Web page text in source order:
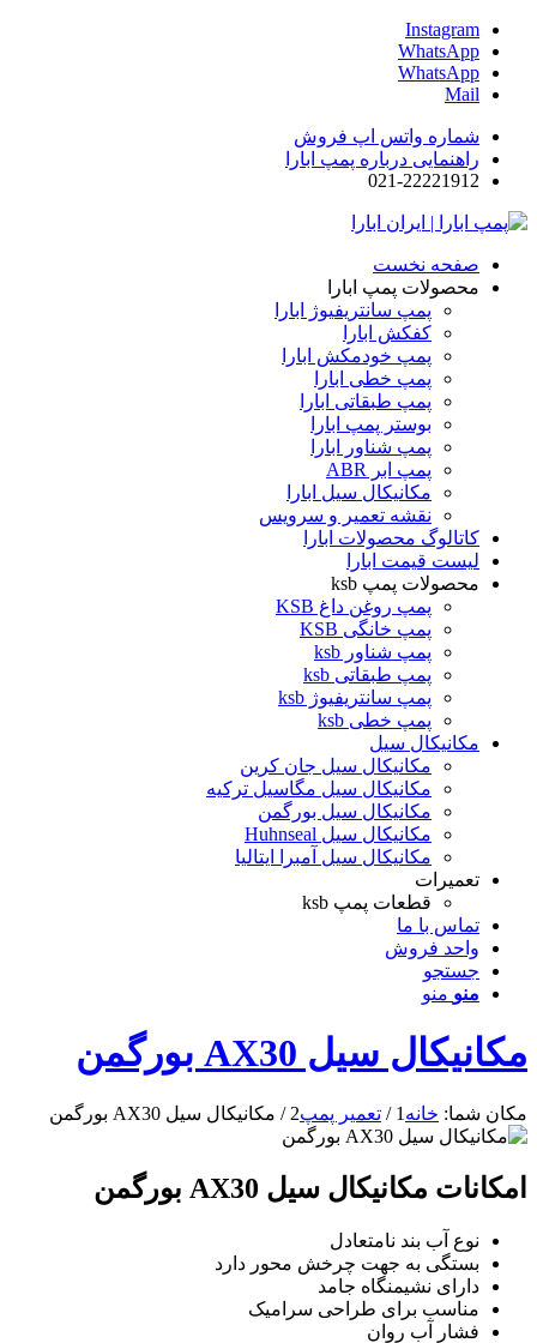
Instagram
WhatsApp
WhatsApp
Mail
شماره واتس اپ فروش
راهنمایی درباره پمپ ابارا
021-22221912
صفحه نخست
محصولات پمپ ابارا
پمپ سانتریفیوژ ابارا
کفکش ابارا
پمپ خودمکش ابارا
پمپ خطی ابارا
پمپ طبقاتی ابارا
بوستر پمپ ابارا
پمپ شناور ابارا
پمپ ابر ABR
مکانیکال سیل ابارا
نقشه تعمیر و سرویس
کاتالوگ محصولات ابارا
لیست قیمت ابارا
محصولات پمپ ksb
پمپ روغن داغ KSB
پمپ خانگی KSB
پمپ شناور ksb
پمپ طبقاتی ksb
پمپ سانتریفیوژ ksb
پمپ خطی ksb
مکانیکال سیل
مکانیکال سیل جان کرین
مکانیکال سیل مگاسیل ترکیه
مکانیکال سیل بورگمن
مکانیکال سیل Huhnseal
مکانیکال سیل آمبرا ایتالیا
تعمیرات
قطعات پمپ ksb
تماس با ما
واحد فروش
جستجو
منو منو
مکانیکال سیل AX30 بورگمن
مکان شما: خانه 1
/ تعمیر پمپ2
/ مکانیکال سیل AX30 بورگمن
امکانات مکانیکال سیل AX30 بورگمن
نوع آب بند نامتعادل
بستگی به جهت چرخش محور دارد
دارای نشیمنگاه جامد
مناسب برای طراحی سرامیک
فشار آب روان